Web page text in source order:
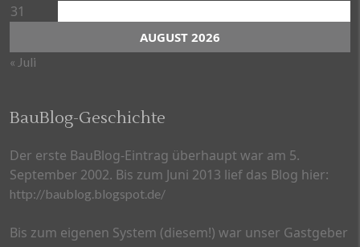
AUGUST 2026
31
« Juli
BauBlog-Geschichte
Der erste BauBlog-Eintrag überhaupt war am 5.
September 2002. Bis zum Juni 2013 lief das Blog hier:
http://baublog.blogspot.de/
Bis zum eigenen System (diesem!) war unser Gastgeber